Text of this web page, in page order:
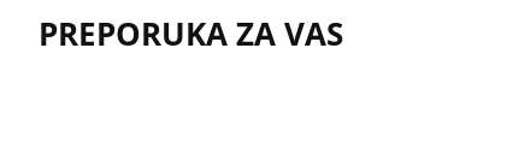
PREPORUKA ZA VAS